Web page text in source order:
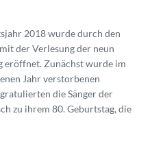
2018 wurde durch den
der Verlesung der neun
eröffnet. Zunächst wurde im
Jahr verstorbenen
die Sänger der
zu ihrem 80. Geburtstag, die